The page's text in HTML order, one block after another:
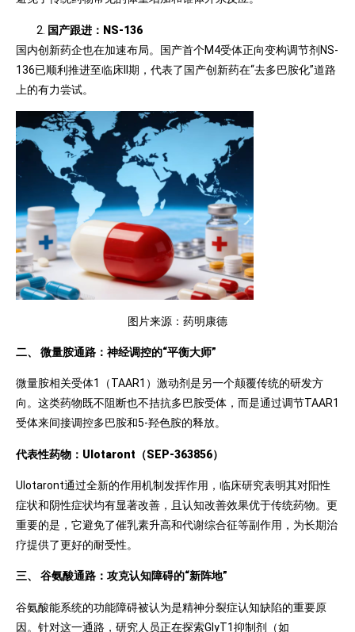
国产跟进：NS-136
国内创新药企也在加速布局。国产首个M4受体正向变构调节剂NS-
136已顺利推进至临床II期，代表了国产创新药在“去多巴胺化”道路
上的有力尝试。
图片来源：药明康德
二、 微量胺通路：神经调控的“平衡大师”
微量胺相关受体1（TAAR1）激动剂是另一个颠覆传统的研发方
向。这类药物既不阻断也不拮抗多巴胺受体，而是通过调节TAAR1
受体来间接调控多巴胺和5-羟色胺的释放。
代表性药物：Ulotaront（SEP-363856）
Ulotaront通过全新的作用机制发挥作用，临床研究表明其对阳性
症状和阴性症状均有显著改善，且认知改善效果优于传统药物。更
重要的是，它避免了催乳素升高和代谢综合征等副作用，为长期治
疗提供了更好的耐受性。
三、 谷氨酸通路：攻克认知障碍的“新阵地”
谷氨酸能系统的功能障碍被认为是精神分裂症认知缺陷的重要原
因。针对这一通路，研究人员正在探索GlyT1抑制剂（如